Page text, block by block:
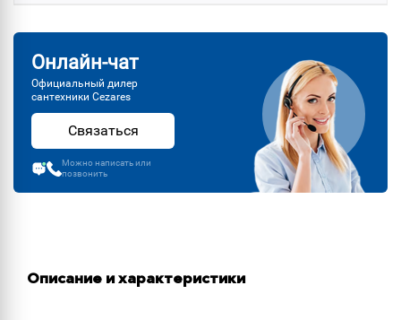
Онлайн-чат
Официальный дилер
сантехники Cezares
Связаться
Можно написать или
позвонить
Описание и характеристики